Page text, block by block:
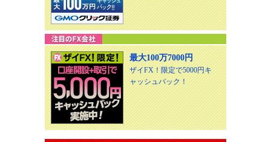
最大100万7000円
ザイFX！限定で5000円キ
ャッシュバック！